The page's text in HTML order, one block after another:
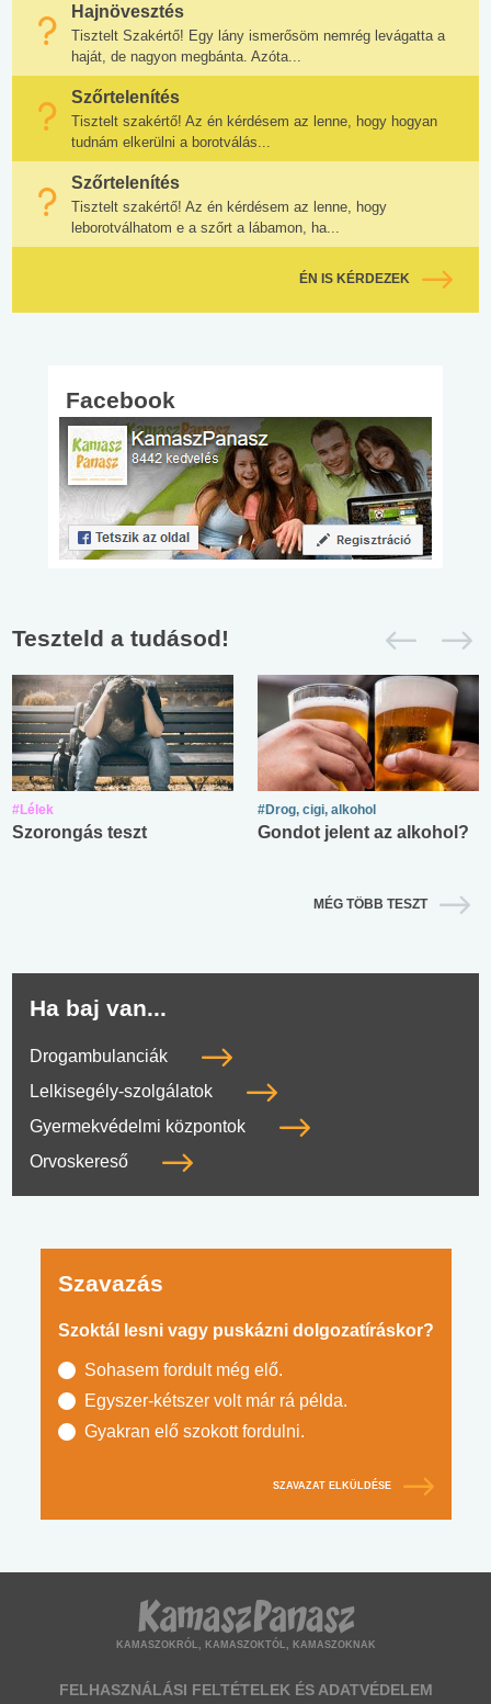
Hajnövesztés
Tisztelt Szakértő! Egy lány ismerősöm nemrég levágatta a
haját, de nagyon megbánta. Azóta...
Szőrtelenítés
Tisztelt szakértő! Az én kérdésem az lenne, hogy hogyan
tudnám elkerülni a borotválás...
Szőrtelenítés
Tisztelt szakértő! Az én kérdésem az lenne, hogy
leborotválhatom e a szőrt a lábamon, ha...
ÉN IS KÉRDEZEK
Facebook
Teszteld a tudásod!
#Lélek
Szorongás teszt
#Drog, cigi, alkohol
Gondot jelent az alkohol?
MÉG TÖBB TESZT
Ha baj van...
Drogambulanciák
Lelkisegély-szolgálatok
Gyermekvédelmi központok
Orvoskereső
Szavazás
Szoktál lesni vagy puskázni dolgozatíráskor?
Sohasem fordult még elő.
Egyszer-kétszer volt már rá példa.
Gyakran elő szokott fordulni.
SZAVAZAT ELKÜLDÉSE
KAMASZOKRÓL, KAMASZOKTÓL, KAMASZOKNAK
FELHASZNÁLÁSI FELTÉTELEK ÉS ADATVÉDELEM